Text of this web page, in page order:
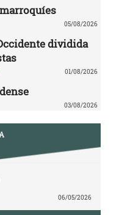
05/08/2026
dividida
01/08/2026
03/08/2026
06/05/2026